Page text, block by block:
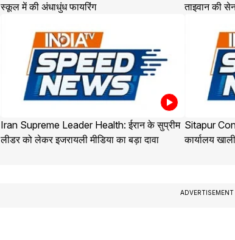
स्कूल में की अंधाधुंध फायरिंग
ताइवान की
Iran Supreme Leader Health: ईरान के सुप्रीम
लीडर को लेकर इजरायली मीडिया का बड़ा दावा
Sitapur
कार्यालय
ADVERTISEMENT